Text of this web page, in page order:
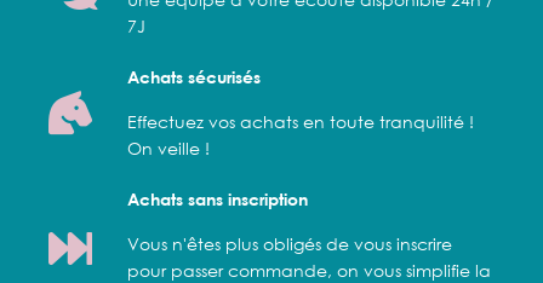
7J
Achats sécurisés
Effectuez vos achats en toute tranquilité !
On veille !
Achats sans inscription
Vous n'êtes plus obligés de vous inscrire
pour passer commande, on vous simplifie la